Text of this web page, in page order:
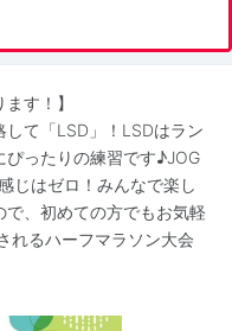
す！】
して「LSD」！LSDはラン
ぴったりの練習です♪JOG
じはゼロ！みんなで楽し
で、初めての方でもお気軽
れるハーフマラソン大会